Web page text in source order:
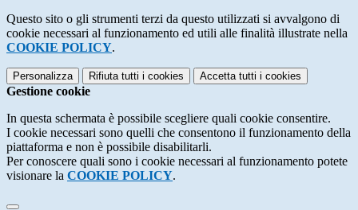
Questo sito o gli strumenti terzi da questo utilizzati si avvalgono di
cookie necessari al funzionamento ed utili alle finalità illustrate nella
COOKIE POLICY.
Personalizza Rifiuta tutti i cookies Accetta tutti i cookies
Gestione cookie
In questa schermata è possibile scegliere quali cookie consentire.
I cookie necessari sono quelli che consentono il funzionamento della
piattaforma e non è possibile disabilitarli.
Per conoscere quali sono i cookie necessari al funzionamento potete
visionare la COOKIE POLICY.